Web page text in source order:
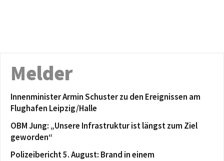
Melder
Innenminister Armin Schuster zu den Ereignissen am
Flughafen Leipzig/Halle
OBM Jung: „Unsere Infrastruktur ist längst zum Ziel
geworden“
Polizeibericht 5. August: Brand in einem